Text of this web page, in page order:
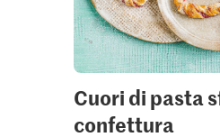
Cuori di pasta
confettura